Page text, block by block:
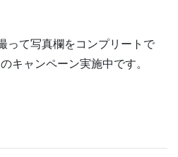
って写真欄をコンプリートで
キャンペーン実施中です。